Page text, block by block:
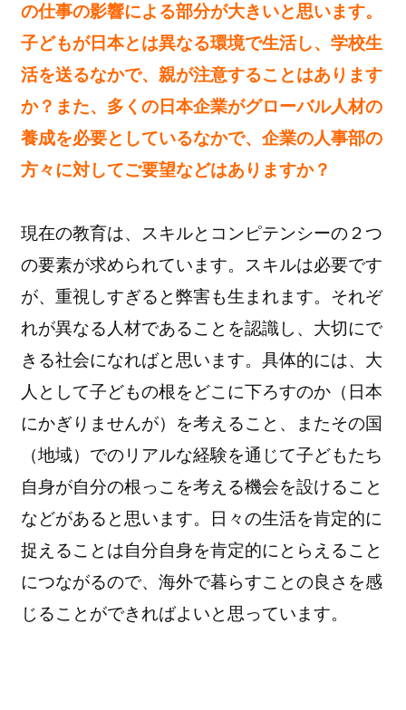
の仕事の影響による部分が大きいと思います。
子どもが日本とは異なる環境で生活し、学校生
活を送るなかで、親が注意することはあります
か？また、多くの日本企業がグローバル人材の
養成を必要としているなかで、企業の人事部の
方々に対してご要望などはありますか？
現在の教育は、スキルとコンピテンシーの２つ
の要素が求められています。スキルは必要です
が、重視しすぎると弊害も生まれます。それぞ
れが異なる人材であることを認識し、大切にで
きる社会になればと思います。具体的には、大
人として子どもの根をどこに下ろすのか（日本
にかぎりませんが）を考えること、またその国
（地域）でのリアルな経験を通じて子どもたち
自身が自分の根っこを考える機会を設けること
などがあると思います。日々の生活を肯定的に
捉えることは自分自身を肯定的にとらえること
につながるので、海外で暮らすことの良さを感
じることができればよいと思っています。